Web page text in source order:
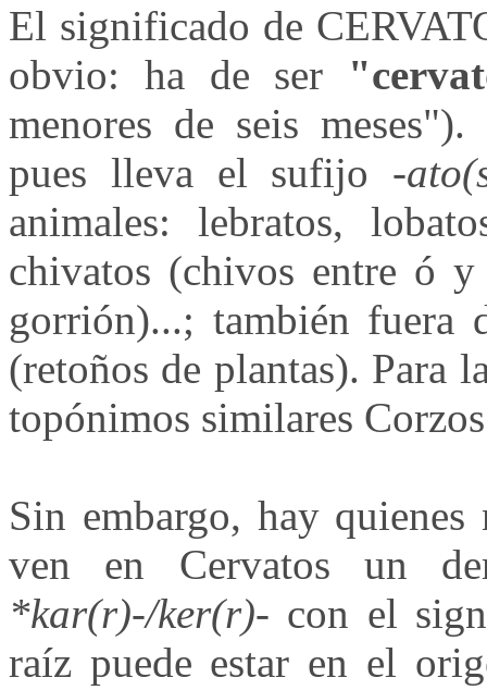
El significado de
obvio: ha de ser
menores de seis
pues lleva el sufijo -
animales: lebratos,
chivatos (chivos entre ó
gorrión)...; también fuera
(retoños de plantas). Para
topónimos similares
Sin embargo, hay
ven en Cervatos un
*kar(r)-/ker(r)- con el
raíz puede estar en el